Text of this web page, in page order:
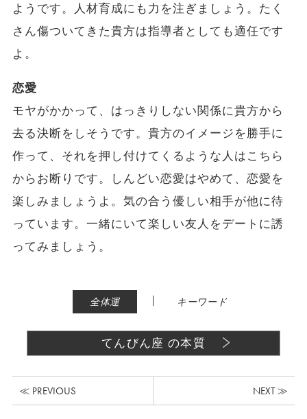
ようです。人材育成にも力を注ぎましょう。たく
さん傷ついてきた貴方は指導者としても適任です
よ。
恋愛
モヤがかかって、はっきりしない関係に貴方から
去る決断をしそうです。貴方のイメージを勝手に
作って、それを押し付けてくるような人はこちら
からお断りです。しんどい恋愛はやめて、恋愛を
楽しみましょうよ。気の合う優しい相手が他に待
っています。一緒にいて楽しい友人をデートに誘
ってみましょう。
全体運 | キーワード
てんびん座 の本質
≪ PREVIOUS NEXT ≫